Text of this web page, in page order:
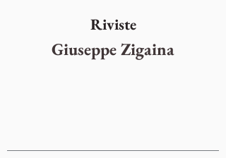
Riviste
Giuseppe Zigaina